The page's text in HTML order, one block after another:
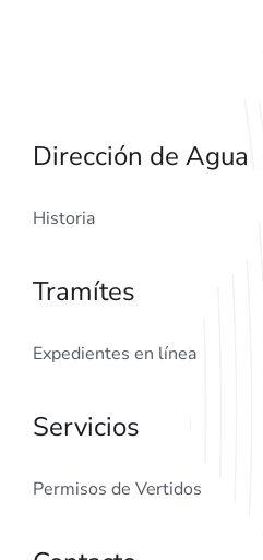
Dirección de Agua
Historia
Tramítes
Expedientes en línea
Servicios
Permisos de Vertidos